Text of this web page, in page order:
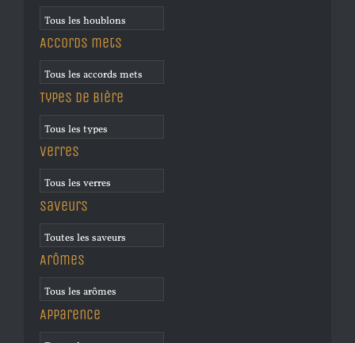
Accords mets
Types de bière
Verres
Saveurs
Arômes
Apparence